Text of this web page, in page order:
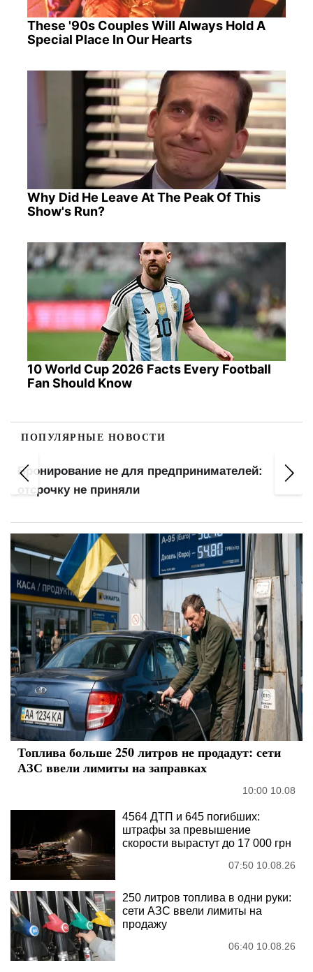
These '90s Couples Will Always Hold A
Special Place In Our Hearts
Why Did He Leave At The Peak Of This
Show's Run?
10 World Cup 2026 Facts Every Football
Fan Should Know
ПОПУЛЯРНЫЕ НОВОСТИ
Бронирование не для предпринимателей:
отсрочку не приняли
Топлива больше 250 литров не продадут: сети
АЗС ввели лимиты на заправках
10:00 10.08
4564 ДТП и 645 погибших:
штрафы за превышение
скорости вырастут до 17 000 грн
07:50 10.08.26
250 литров топлива в одни руки:
сети АЗС ввели лимиты на
продажу
06:40 10.08.26